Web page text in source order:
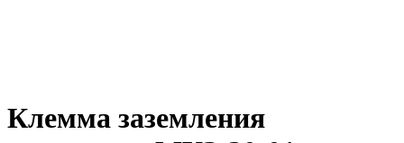
Клемма заземления